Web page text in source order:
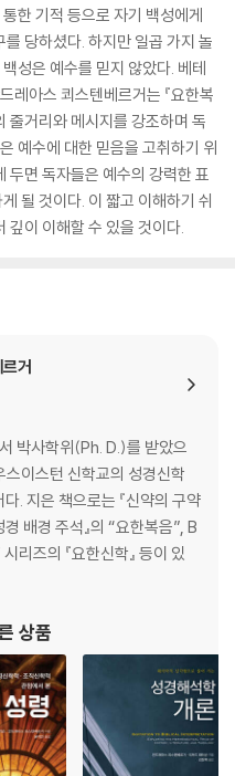
한 기적 등으로 자기 백성에게
당하셨다. 하지만 일곱 가지 놀
성은 예수를 믿지 않았다. 베테
레아스 쾨스텐베르거는 『요한복
줄거리와 메시지를 강조하며 독
예수에 대한 믿음을 고취하기 위
두면 독자들은 예수의 강력한 표
될 것이다. 이 짧고 이해하기 쉬
깊이 이해할 수 있을 것이다.
거
박사학위(Ph. D.)를 받았으
이스턴 신학교의 성경신학
. 지은 책으로는 『신약의 구약
배경 주석』의 “요한복음”, B
리즈의 『요한신학』 등이 있
상품